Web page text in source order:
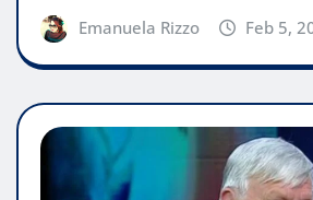
Emanuela Rizzo Feb 5,